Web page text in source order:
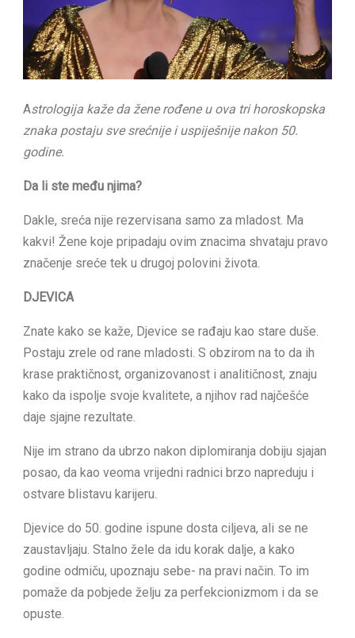
Astrologija kaže da žene rođene u ova tri horoskopska
znaka postaju sve srećnije i uspiješnije nakon 50.
godine.
Da li ste među njima?
Dakle, sreća nije rezervisana samo za mladost. Ma
kakvi! Žene koje pripadaju ovim znacima shvataju pravo
značenje sreće tek u drugoj polovini života.
DJEVICA
Znate kako se kaže, Djevice se rađaju kao stare duše.
Postaju zrele od rane mladosti. S obzirom na to da ih
krase praktičnost, organizovanost i analitičnost, znaju
kako da ispolje svoje kvalitete, a njihov rad najčešće
daje sjajne rezultate.
Nije im strano da ubrzo nakon diplomiranja dobiju sjajan
posao, da kao veoma vrijedni radnici brzo napreduju i
ostvare blistavu karijeru.
Djevice do 50. godine ispune dosta ciljeva, ali se ne
zaustavljaju. Stalno žele da idu korak dalje, a kako
godine odmiču, upoznaju sebe- na pravi način. To im
pomaže da pobjede želju za perfekcionizmom i da se
opuste.